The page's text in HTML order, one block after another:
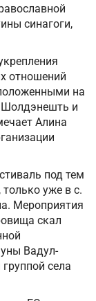
синагоги,
отношений
на
Шолдэнешть и
Алина
под тем
уже в с.
Мероприятия
скал
Вадул-
села